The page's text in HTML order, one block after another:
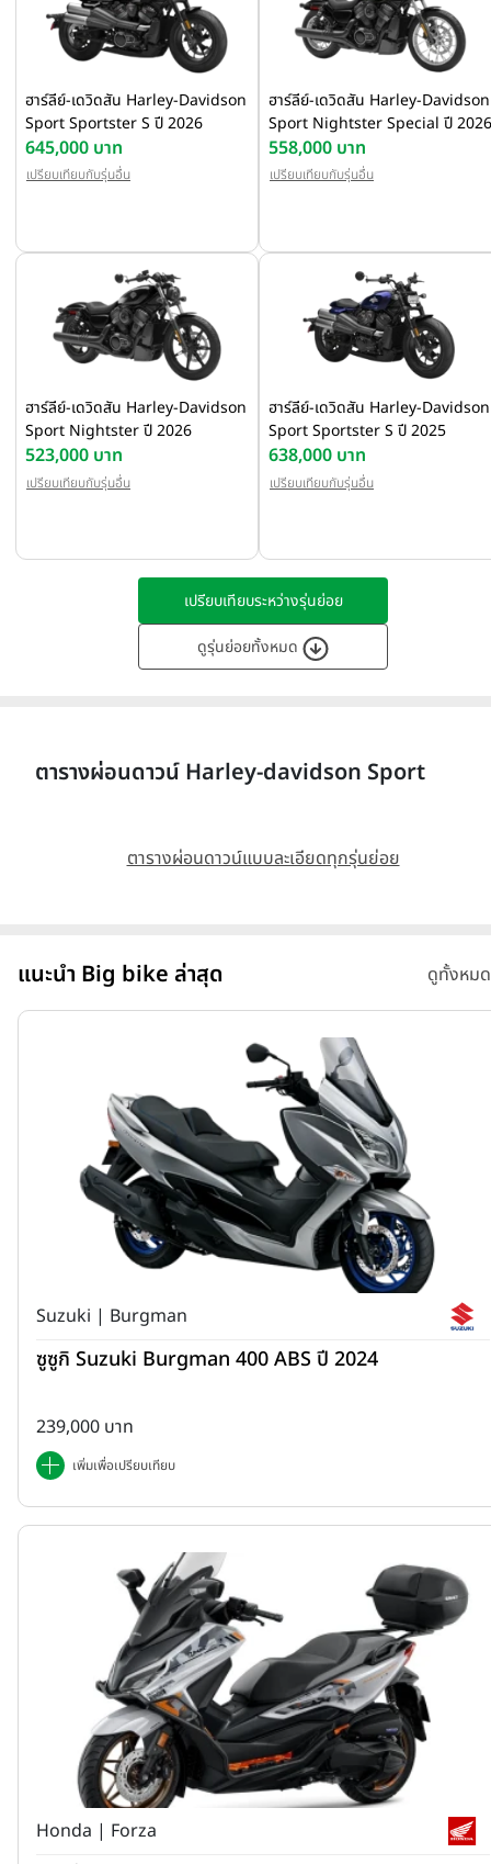
ฮาร์ลีย์-เดวิดสัน Harley-Davidson
Sport Sportster S ปี 2026
645,000 บาท
เปรียบเทียบกับรุ่นอื่น
ฮาร์ลีย์-เดวิดสัน Harley-Davidson
Sport Nightster Special ปี 2026
558,000 บาท
เปรียบเทียบกับรุ่นอื่น
ฮาร์ลีย์-เดวิดสัน Harley-Davidson
Sport Nightster ปี 2026
523,000 บาท
เปรียบเทียบกับรุ่นอื่น
ฮาร์ลีย์-เดวิดสัน Harley-Davidson
Sport Sportster S ปี 2025
638,000 บาท
เปรียบเทียบกับรุ่นอื่น
เปรียบเทียบระหว่างรุ่นย่อย
ดูรุ่นย่อยทั้งหมด
ตารางผ่อนดาวน์ Harley-davidson Sport
ตารางผ่อนดาวน์แบบละเอียดทุกรุ่นย่อย
แนะนำ Big bike ล่าสุด ดูทั้งหมด
Suzuki | Burgman
ซูซูกิ Suzuki Burgman 400 ABS ปี 2024
239,000 บาท
เพิ่มเพื่อเปรียบเทียบ
Honda | Forza